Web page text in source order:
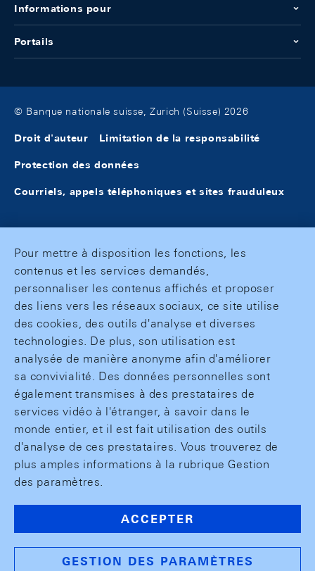
Informations pour
Portails
© Banque nationale suisse, Zurich (Suisse) 2026
Droit d'auteur Limitation de la responsabilité
Protection des données
Courriels, appels téléphoniques et sites frauduleux
Pour mettre à disposition les fonctions, les
contenus et les services demandés,
personnaliser les contenus affichés et proposer
des liens vers les réseaux sociaux, ce site utilise
des cookies, des outils d'analyse et diverses
technologies. De plus, son utilisation est
analysée de manière anonyme afin d'améliorer
sa convivialité. Des données personnelles sont
également transmises à des prestataires de
services vidéo à l'étranger, à savoir dans le
monde entier, et il est fait utilisation des outils
d'analyse de ces prestataires. Vous trouverez de
plus amples informations à la rubrique Gestion
des paramètres.
ACCEPTER
GESTION DES PARAMÈTRES